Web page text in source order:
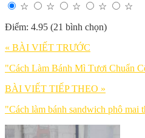
☆ ☆ ☆ ☆
☆
Điểm: 4.95 (21 bình chọn)
« BÀI VIẾT TRƯỚC
"Cách Làm Bánh Mì Tươi Chuẩn
BÀI VIẾT TIẾP THEO »
"Cách làm bánh sandwich phô mai